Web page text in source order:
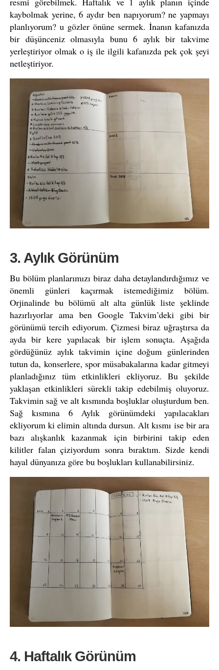
kaybolmak yerine, 6 aydır ben napıyorum? ne yapmayı
planlıyorum? u gözler önüne sermek. İnanın kafanızda
bir düşünceniz olmasıyla bunu 6 aylık bir takvime
yerleştiriyor olmak o iş ile ilgili kafanızda pek çok şeyi
netleştiriyor.
3. Aylık Görünüm
Bu bölüm planlarımızı biraz daha detaylandırdığımız ve
önemli günleri kaçırmak istemediğimiz bölüm.
Orjinalinde bu bölümü alt alta günlük liste şeklinde
hazırlıyorlar ama ben Google Takvim’deki gibi bir
görünümü tercih ediyorum. Çizmesi biraz uğraştırsa da
ayda bir kere yapılacak bir işlem sonuçta. Aşağıda
gördüğünüz aylık takvimin içine doğum günlerinden
tutun da, konserlere, spor müsabakalarına kadar gitmeyi
planladığınız tüm etkinlikleri ekliyoruz. Bu şekilde
yaklaşan etkinlikleri sürekli takip edebilmiş oluyoruz.
Takvimin sağ ve alt kısmında boşluklar oluşturdum ben.
Sağ kısmına 6 Aylık görünümdeki yapılacakları
ekliyorum ki elimin altında dursun. Alt kısmı ise bir ara
bazı alışkanlık kazanmak için birbirini takip eden
kilitler falan çiziyordum sonra bıraktım. Sizde kendi
hayal dünyanıza göre bu boşlukları kullanabilirsiniz.
4. Haftalık Görünüm